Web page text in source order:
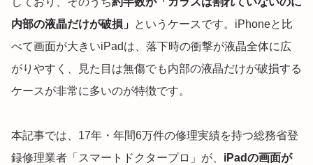
内部の液晶だけが破損」 というケースです。iPhoneと比
べて画面が大きいiPadは、落下時の衝撃が液晶全体に広
がりやすく、見た目は無傷でも内部の液晶だけが破損する
ケースが非常に多いのが特徴です。
本記事では、17年・年間6万件の修理実績を持つ総務省登
録修理業者「スマートドクタープロ」が、 iPadの画面が